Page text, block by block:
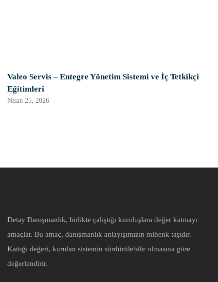
Valeo Servis – Entegre Yönetim Sistemi ve İç Tetkikçi
Eğitimleri
Nisan 25, 2026
Detay Danışmanlık, birlikte çalıştığı kuruluşlara değer katmayı
amaçlar. Bu amaç, danışmanlık anlayışımızın mihenk taşıdır.
Kattığı değeri, kurulan sistemin sürdürülebilir olmasına göre
değerlendirir.